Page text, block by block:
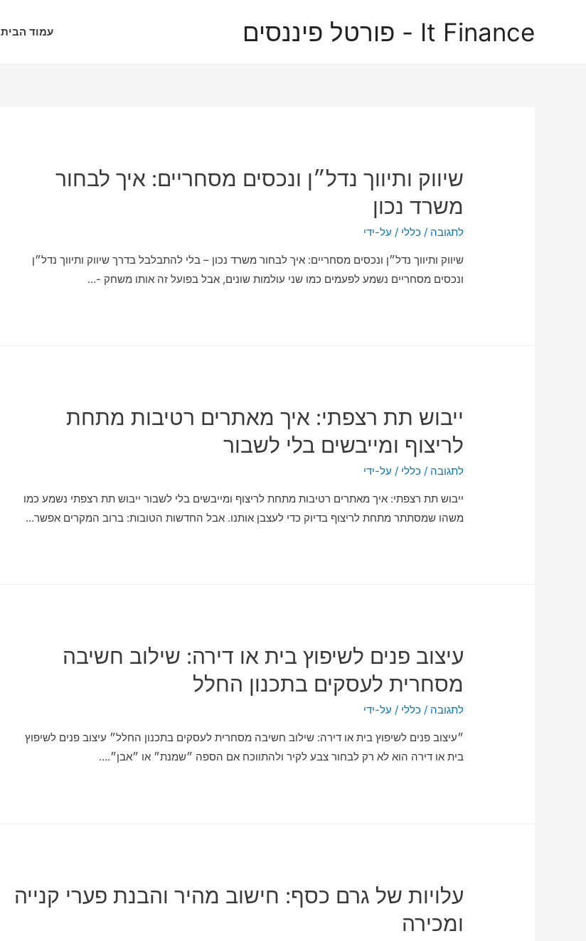
It Finance - פורטל פיננסים עמוד הבית
שיווק ותיווך נדל״ן ונכסים מסחריים: איך לבחור
משרד נכון
לתגובה / כללי / על-ידי
שיווק ותיווך נדל״ן ונכסים מסחריים: איך לבחור משרד נכון – בלי להתבלבל בדרך שיווק ותיווך נדל״ן
ונכסים מסחריים נשמע לפעמים כמו שני עולמות שונים, אבל בפועל זה אותו משחק -…
ייבוש תת רצפתי: איך מאתרים רטיבות מתחת
לריצוף ומייבשים בלי לשבור
לתגובה / כללי / על-ידי
ייבוש תת רצפתי: איך מאתרים רטיבות מתחת לריצוף ומייבשים בלי לשבור ייבוש תת רצפתי נשמע כמו
משהו שמסתתר מתחת לריצוף בדיוק כדי לעצבן אותנו. אבל החדשות הטובות: ברוב המקרים אפשר…
עיצוב פנים לשיפוץ בית או דירה: שילוב חשיבה
מסחרית לעסקים בתכנון החלל
לתגובה / כללי / על-ידי
״עיצוב פנים לשיפוץ בית או דירה: שילוב חשיבה מסחרית לעסקים בתכנון החלל״ עיצוב פנים לשיפוץ
בית או דירה הוא לא רק לבחור צבע לקיר ולהתווכח אם הספה ״שמנת״ או ״אבן״.…
עלויות של גרם כסף: חישוב מהיר והבנת פערי קנייה
ומכירה